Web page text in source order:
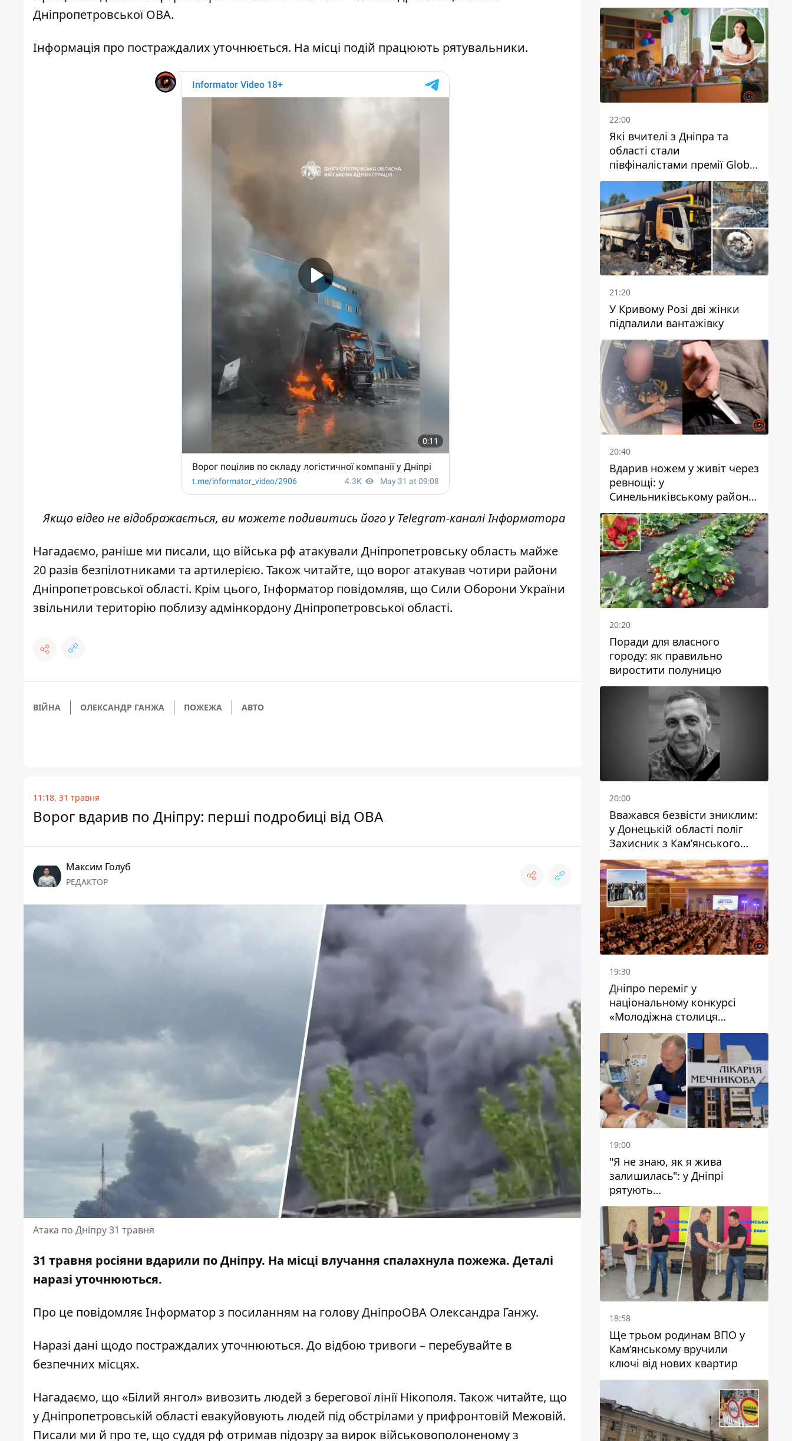
Дніпропетровської ОВА.
Інформація про постраждалих уточнюється. На місці подій працюють рятувальники.
Якщо відео не відображається, ви можете подивитись його у Telegram-каналі Інформатора
Нагадаємо, раніше ми писали, що війська рф атакували Дніпропетровську область майже
20 разів безпілотниками та артилерією. Також читайте, що ворог атакував чотири райони
Дніпропетровської області. Крім цього, Інформатор повідомляв, що Сили Оборони України
звільнили територію поблизу адмінкордону Дніпропетровської області.
ВІЙНА ОЛЕКСАНДР ГАНЖА ПОЖЕЖА АВТО
11:18, 31 травня
Ворог вдарив по Дніпру: перші подробиці від ОВА
Максим Голуб
РЕДАКТОР
Атака по Дніпру 31 травня
31 травня росіяни вдарили по Дніпру. На місці влучання спалахнула пожежа. Деталі
наразі уточнюються.
Про це повідомляє Інформатор з посиланням на голову ДніпроОВА Олександра Ганжу.
Наразі дані щодо постраждалих уточнюються. До відбою тривоги – перебувайте в
безпечних місцях.
Нагадаємо, що «Білий янгол» вивозить людей з берегової лінії Нікополя. Також читайте, що
у Дніпропетровській області евакуйовують людей під обстрілами у прифронтовій Межовій.
Писали ми й про те, що суддя рф отримав підозру за вирок військовополоненому з
Євгена Зінченка
22:00
Які вчителі з Дніпра та
області стали
півфіналістами премії Global
Teacher Prize Ukraine 2026
21:20
У Кривому Розі дві жінки
підпалили вантажівку
20:40
Вдарив ножем у живіт через
ревнощі: у
Синельниківському районі
затримали 49-річного
чоловіка за вбивство
20:20
Поради для власного
городу: як правильно
виростити полуницю
20:00
Вважався безвісти зниклим:
у Донецькій області поліг
Захисник з Кам’янського
Антон Красовський
19:30
Дніпро переміг у
національному конкурсі
«Молодіжна столиця
України – 2026»
19:00
"Я не знаю, як я жива
залишилась": у Дніпрі
рятують
військовослужбовицю та
мати чотирьох дітей, яку
поранив КАБ
18:58
Ще трьом родинам ВПО у
Кам’янському вручили
ключі від нових квартир